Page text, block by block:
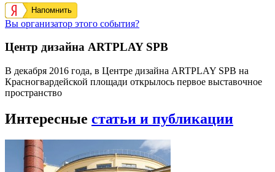
Напомнить
Вы организатор этого события?
Центр дизайна ARTPLAY SPB
В декабря 2016 года, в Центре дизайна ARTPLAY SPB на
Красногвардейской площади открылось первое выставочное
пространство
Интересные статьи и публикации